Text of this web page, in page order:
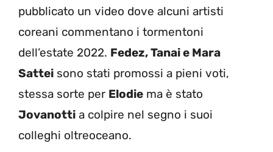
pubblicato un video dove alcuni artisti
coreani commentano i tormentoni
dell’estate 2022. Fedez, Tanai e Mara
Sattei sono stati promossi a pieni voti,
stessa sorte per Elodie ma è stato
Jovanotti a colpire nel segno i suoi
colleghi oltreoceano.